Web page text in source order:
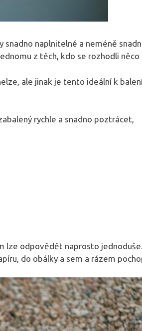
snadno naplnitelné a neméně
z těch, kdo se rozhodli něco
ale jinak je tento ideální k
rychle a snadno poztrácet,
lze odpovědět naprosto
do obálky a sem a rázem